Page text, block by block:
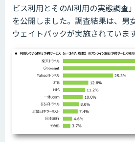
ビス利用とそのAI利用の実態調査
を公開しました。調査結果は、男
ウェイトバックが実施されています